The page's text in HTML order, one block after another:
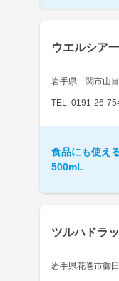
ウエルシア
岩手県一関市山
TEL: 0191-26-
食品にも使え
500mL
ツルハドラ
岩手県花巻市御